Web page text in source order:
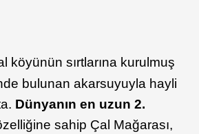
köyünün sırtlarına kurulmuş
bulunan akarsuyuyla hayli
Dünyanın en uzun 2.
sahip Çal Mağarası,